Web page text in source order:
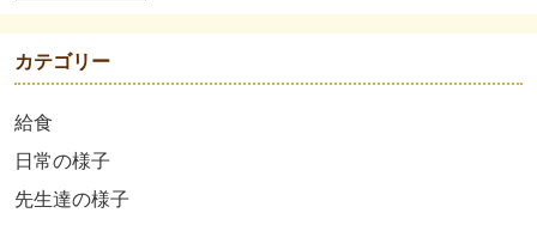
カテゴリー
給食
日常の様子
先生達の様子